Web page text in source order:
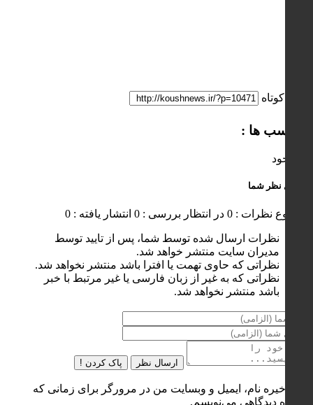
لینک کوتاه
برچسب ها :
ناموجود
ارسال نظر شما
مجموع نظرات : 0 در انتظار بررسی : 0 انتشار یافته : 0
نظرات ارسال شده توسط شما، پس از تایید توسط
مدیران سایت منتشر خواهد شد.
نظراتی که حاوی تهمت یا افترا باشد منتشر نخواهد شد.
نظراتی که به غیر از زبان فارسی یا غیر مرتبط با خبر
باشد منتشر نخواهد شد.
ارسال نظر پاک کردن !
ذخیره نام، ایمیل و وبسایت من در مرورگر برای زمانی که
دوباره دیدگاهی می‌نویسم.